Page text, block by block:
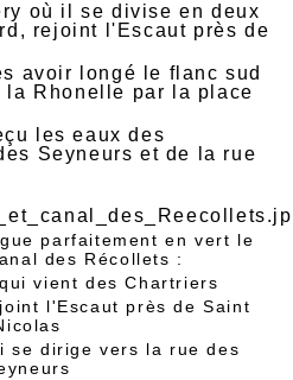
où il se divise en deux
rejoint l'Escaut près de
avoir longé le flanc sud
Rhonelle par la place
les eaux des
Seyneurs et de la rue
parfaitement en vert le
des Récollets :
vient des Chartriers
l'Escaut près de Saint
se dirige vers la rue des